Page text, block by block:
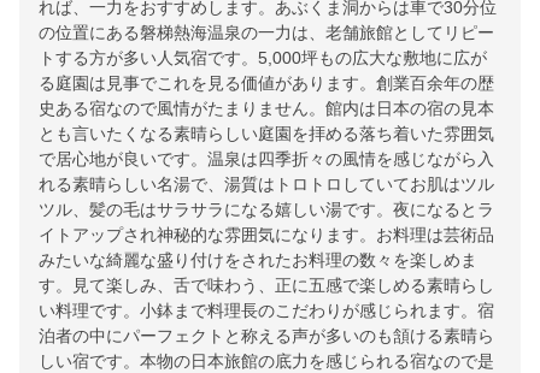
れば、一力をおすすめします。あぶくま洞からは車で30分位
の位置にある磐梯熱海温泉の一力は、老舗旅館としてリピー
トする方が多い人気宿です。5,000坪もの広大な敷地に広が
る庭園は見事でこれを見る価値があります。創業百余年の歴
史ある宿なので風情がたまりません。館内は日本の宿の見本
とも言いたくなる素晴らしい庭園を拝める落ち着いた雰囲気
で居心地が良いです。温泉は四季折々の風情を感じながら入
れる素晴らしい名湯で、湯質はトロトロしていてお肌はツル
ツル、髪の毛はサラサラになる嬉しい湯です。夜になるとラ
イトアップされ神秘的な雰囲気になります。お料理は芸術品
みたいな綺麗な盛り付けをされたお料理の数々を楽しめま
す。見て楽しみ、舌で味わう、正に五感で楽しめる素晴らし
い料理です。小鉢まで料理長のこだわりが感じられます。宿
泊者の中にパーフェクトと称える声が多いのも頷ける素晴ら
しい宿です。本物の日本旅館の底力を感じられる宿なので是